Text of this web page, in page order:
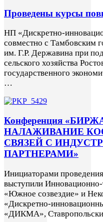
Проведены курсы
НП «Дискретно-
совместно с Тамбовским
им. Г.Р. Державина при
сельского хозяйства
государственного
…
Конференция
НАЛАЖИВАНИЕ
СВЯЗЕЙ С
ПАРТНЕРАМИ»
Инициаторами
выступили Инновационно-
«Южное созвездие» и
«Дискретно-
«ДИКМА»,